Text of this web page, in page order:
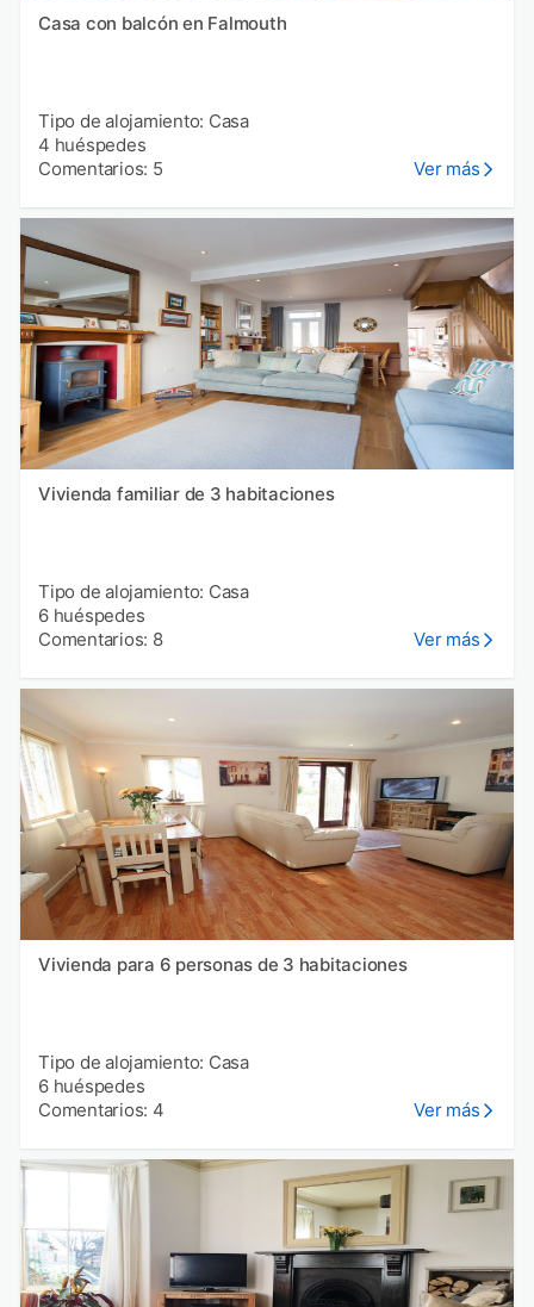
Casa con balcón en Falmouth
Tipo de alojamiento: Casa
4 huéspedes
Comentarios: 5
Ver más
Vivienda familiar de 3 habitaciones
Tipo de alojamiento: Casa
6 huéspedes
Comentarios: 8
Ver más
Vivienda para 6 personas de 3 habitaciones
Tipo de alojamiento: Casa
6 huéspedes
Comentarios: 4
Ver más